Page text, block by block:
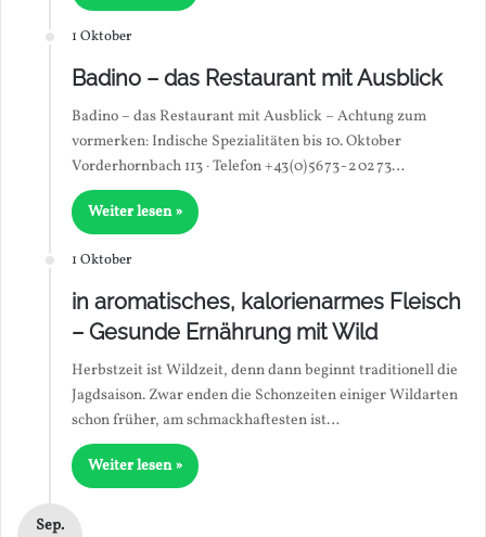
1 Oktober
Badino – das Restaurant mit Ausblick
Badino – das Restaurant mit Ausblick – Achtung zum
vormerken: Indische Spezialitäten bis 10. Oktober
Vorderhornbach 113 · Telefon +43 (0) 56 73 - 2 02 73…
Weiter lesen »
1 Oktober
in aromatisches, kalorienarmes Fleisch
– Gesunde Ernährung mit Wild
Herbstzeit ist Wildzeit, denn dann beginnt traditionell die
Jagdsaison. Zwar enden die Schonzeiten einiger Wildarten
schon früher, am schmackhaftesten ist…
Weiter lesen »
Sep.